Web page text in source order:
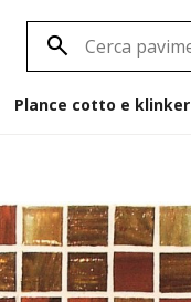
Plance cotto e klinker